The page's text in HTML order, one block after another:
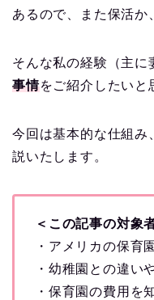
あるので、また保活か
そんな私の経験（主に
事情をご紹介したいと
今回は基本的な仕組み
説いたします。
＜この記事の対象
・アメリカの保育
・幼稚園との違い
・保育園の費用を